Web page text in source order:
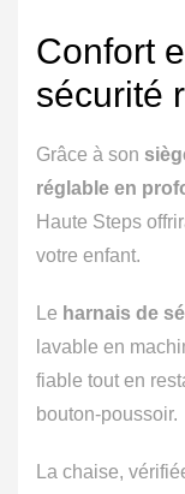
Confort
sécurité
Grâce à son
réglable en
Haute Steps
votre enfant.
Le harnais de
lavable en
fiable tout en
bouton-poussoir.
La chaise,